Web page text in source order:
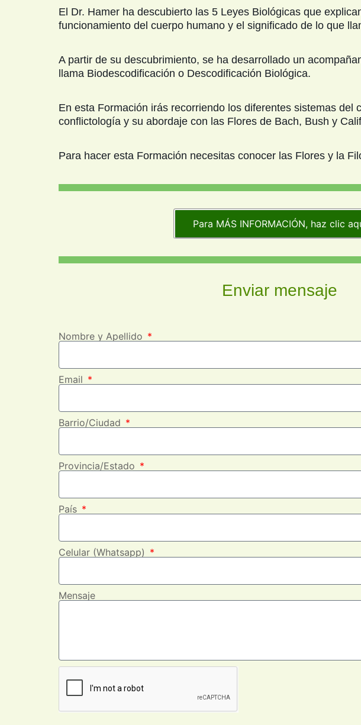
El Dr. Hamer ha descubierto las 5 Leyes Biológicas que
funcionamiento del cuerpo humano y el significado de lo que
A partir de su descubrimiento, se ha desarrollado un
llama Biodescodificación o Descodificación Biológica.
En esta Formación irás recorriendo los diferentes sistemas del
conflictología y su abordaje con las Flores de Bach, Bush y
Para hacer esta Formación necesitas conocer las Flores y la
Para MÁS INFORMACIÓN, haz clic
Enviar mensaje
Nombre y Apellido
Email
Barrio/Ciudad
Provincia/Estado
País
Celular (Whatsapp)
Mensaje